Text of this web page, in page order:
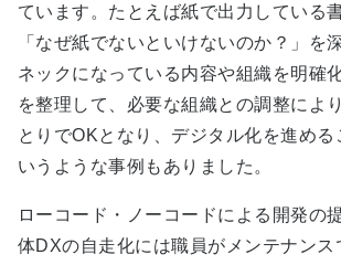
ています。たとえば紙で出力している
「なぜ紙でないといけないのか？」を
ネックになっている内容や組織を明確
を整理して、必要な組織との調整によ
とりでOKとなり、デジタル化を進める
いうような事例もありました。
ローコード・ノーコードによる開発の
体DXの自走化には職員がメンテナンス